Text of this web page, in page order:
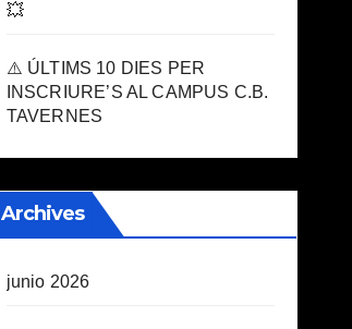
💥
⚠️ ÚLTIMS 10 DIES PER
INSCRIURE’S AL CAMPUS C.B.
TAVERNES
Archives
junio 2026